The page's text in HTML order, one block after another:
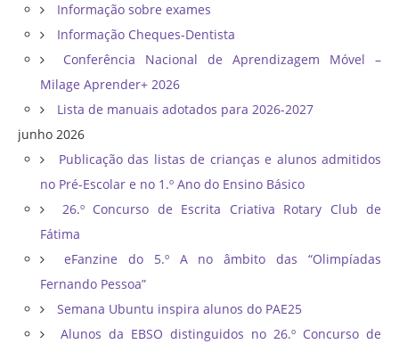
Informação sobre exames
Informação Cheques-Dentista
Conferência Nacional de Aprendizagem Móvel –
Milage Aprender+ 2026
Lista de manuais adotados para 2026-2027
junho 2026
Publicação das listas de crianças e alunos admitidos
no Pré-Escolar e no 1.º Ano do Ensino Básico
26.º Concurso de Escrita Criativa Rotary Club de
Fátima
eFanzine do 5.º A no âmbito das “Olimpíadas
Fernando Pessoa”
Semana Ubuntu inspira alunos do PAE25
Alunos da EBSO distinguidos no 26.º Concurso de